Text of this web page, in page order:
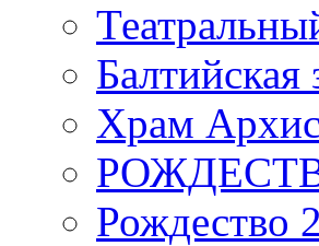
Балтийская
Храм
Рождество